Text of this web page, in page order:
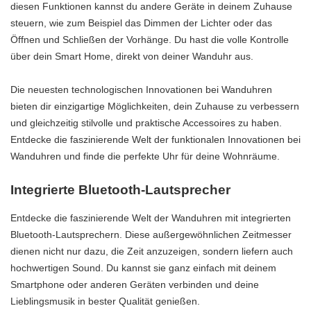
diesen Funktionen kannst du andere Geräte in deinem Zuhause
steuern, wie zum Beispiel das Dimmen der Lichter oder das
Öffnen und Schließen der Vorhänge. Du hast die volle Kontrolle
über dein Smart Home, direkt von deiner Wanduhr aus.
Die neuesten technologischen Innovationen bei Wanduhren
bieten dir einzigartige Möglichkeiten, dein Zuhause zu verbessern
und gleichzeitig stilvolle und praktische Accessoires zu haben.
Entdecke die faszinierende Welt der funktionalen Innovationen bei
Wanduhren und finde die perfekte Uhr für deine Wohnräume.
Integrierte Bluetooth-Lautsprecher
Entdecke die faszinierende Welt der Wanduhren mit integrierten
Bluetooth-Lautsprechern. Diese außergewöhnlichen Zeitmesser
dienen nicht nur dazu, die Zeit anzuzeigen, sondern liefern auch
hochwertigen Sound. Du kannst sie ganz einfach mit deinem
Smartphone oder anderen Geräten verbinden und deine
Lieblingsmusik in bester Qualität genießen.